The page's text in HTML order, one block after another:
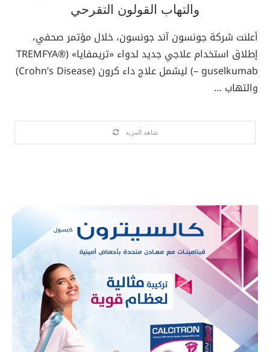
والتهاب القولون التقرحي
أعلنت شركة جونسون آند جونسون، خلال مؤتمر صحفي،
إطلاق استخدام علاجي جديد لدواء «تريمفايا» (TREMFYA®
– guselkumab) ليشمل علاج داء كرون (Crohn’s Disease)
والتهاب …
شاهد المزيد